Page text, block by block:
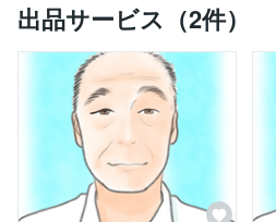
出品サービス（2件）